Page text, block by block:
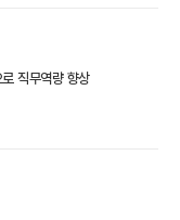
직무역량 향상